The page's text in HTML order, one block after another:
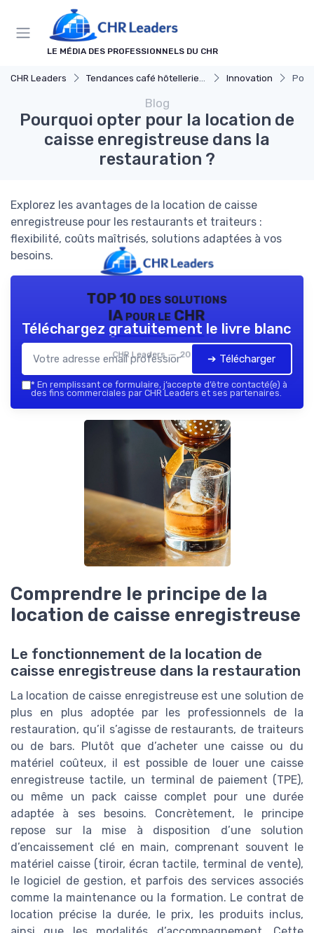
LE MÉDIA DES PROFESSIONNELS DU CHR
CHR Leaders Tendances café hôtellerie et restauration Innovation
Blog
Pourquoi opter pour la location de
caisse enregistreuse dans la
restauration ?
Explorez les avantages de la location de caisse
enregistreuse pour les restaurants et traiteurs :
flexibilité, coûts maîtrisés, solutions adaptées à vos
besoins.
TOP 10 des solutions
IA pour le CHR
CHR Leaders — 2026
Téléchargez gratuitement le livre blanc
➔ Télécharger
* En remplissant ce formulaire, j’accepte d’être contacté(e) à
des fins commerciales par CHR Leaders et ses partenaires.
Comprendre le principe de la
location de caisse enregistreuse
Le fonctionnement de la location de
caisse enregistreuse dans la restauration
La location de caisse enregistreuse est une solution de
plus en plus adoptée par les professionnels de la
restauration, qu’il s’agisse de restaurants, de traiteurs
ou de bars. Plutôt que d’acheter une caisse ou du
matériel coûteux, il est possible de louer une caisse
enregistreuse tactile, un terminal de paiement (TPE),
ou même un pack caisse complet pour une durée
adaptée à ses besoins. Concrètement, le principe
repose sur la mise à disposition d’une solution
d’encaissement clé en main, comprenant souvent le
matériel caisse (tiroir, écran tactile, terminal de vente),
le logiciel de gestion, et parfois des services associés
comme la maintenance ou la formation. Le contrat de
location précise la durée, le prix, les produits inclus,
Panneau de gestion des cookies